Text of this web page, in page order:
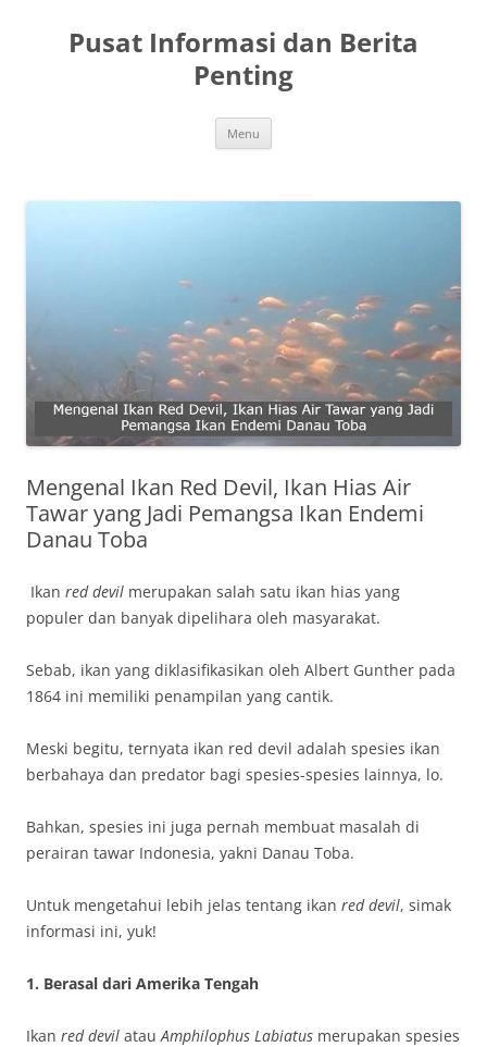
Pusat Informasi dan Berita
Penting
Menu
Mengenal Ikan Red Devil, Ikan Hias Air
Tawar yang Jadi Pemangsa Ikan Endemi
Danau Toba
Ikan red devil merupakan salah satu ikan hias yang
populer dan banyak dipelihara oleh masyarakat.
Sebab, ikan yang diklasifikasikan oleh Albert Gunther pada
1864 ini memiliki penampilan yang cantik.
Meski begitu, ternyata ikan red devil adalah spesies ikan
berbahaya dan predator bagi spesies-spesies lainnya, lo.
Bahkan, spesies ini juga pernah membuat masalah di
perairan tawar Indonesia, yakni Danau Toba.
Untuk mengetahui lebih jelas tentang ikan red devil, simak
informasi ini, yuk!
1. Berasal dari Amerika Tengah
Ikan red devil atauAmphilophus Labiatus merupakan spesies